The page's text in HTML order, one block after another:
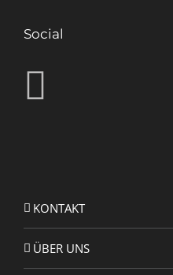
Social
KONTAKT
ÜBER UNS